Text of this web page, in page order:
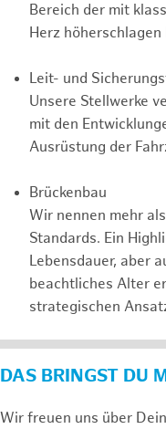
Bereich der mit
Herz höherschlagen
Leit- und
Unsere Stellwerke
mit den
Ausrüstung der
Brückenbau
Wir nennen mehr
Standards. Ein
Lebensdauer, aber
beachtliches Alter
strategischen
DAS BRINGST DU
Wir freuen uns über